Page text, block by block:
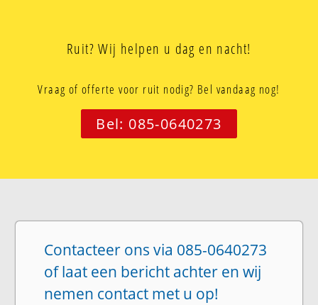
Ruit? Wij helpen u dag en nacht!
Vraag of offerte voor ruit nodig? Bel vandaag nog!
Bel: 085-0640273
Contacteer ons via 085-0640273
of laat een bericht achter en wij
nemen contact met u op!